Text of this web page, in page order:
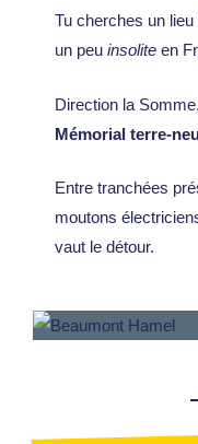
Tu cherches un lieu
un peu insolite en
Direction la
Mémorial terre-
Entre tranchées
moutons
vaut le détour.